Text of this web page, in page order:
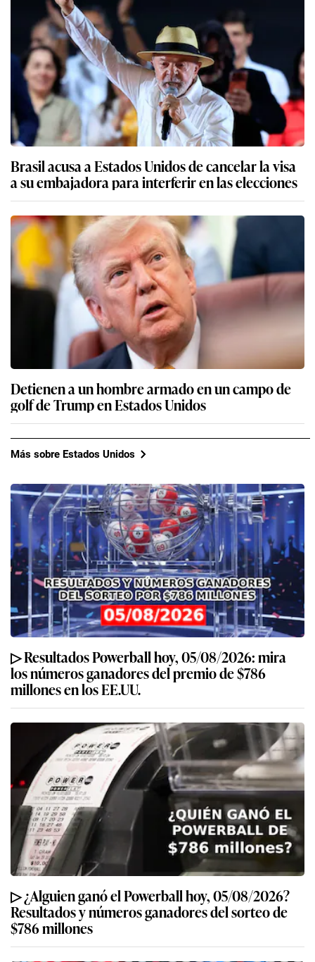
Brasil acusa a Estados Unidos de cancelar la visa
a su embajadora para interferir en las elecciones
Detienen a un hombre armado en un campo de
golf de Trump en Estados Unidos
Más sobre Estados Unidos
▷ Resultados Powerball hoy, 05/08/2026: mira
los números ganadores del premio de $786
millones en los EE.UU.
▷ ¿Alguien ganó el Powerball hoy, 05/08/2026?
Resultados y números ganadores del sorteo de
$786 millones